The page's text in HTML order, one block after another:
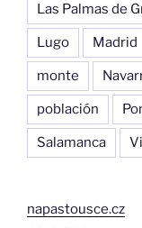
Las Palmas de
Lugo Madrid
monte
población
Salamanca
napastousce.cz